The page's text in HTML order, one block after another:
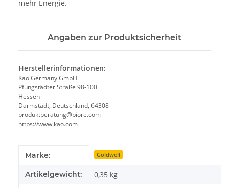
mehr Energie.
Angaben zur Produktsicherheit
Herstellerinformationen:
Kao Germany GmbH
Pfungstädter Straße 98-100
Hessen
Darmstadt, Deutschland, 64308
produktberatung@biore.com
https://www.kao.com
Produkteigenschaft
Wert
Marke: Goldwell
Artikelgewicht: 0,35 kg